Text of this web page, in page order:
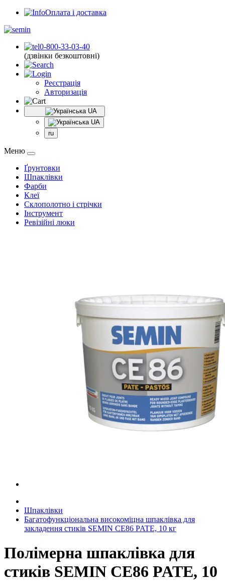
Оплата і доставка
0-800-33-03-40
(дзвінки безкоштовні)
Реєстрація
Авторизація
UA
UA
ru
Меню
Ґрунтовки
Шпаклівки
Фарби
Клеї
Склополотно і стрічки
Інструмент
Ревізійні люки
Шпаклівки
Багатофункціональна високоміцна шпаклівка для
закладення стиків SEMIN CE86 PATE, 10 кг
Полімерна шпаклівка для
стиків SEMIN CE86 PATE, 10